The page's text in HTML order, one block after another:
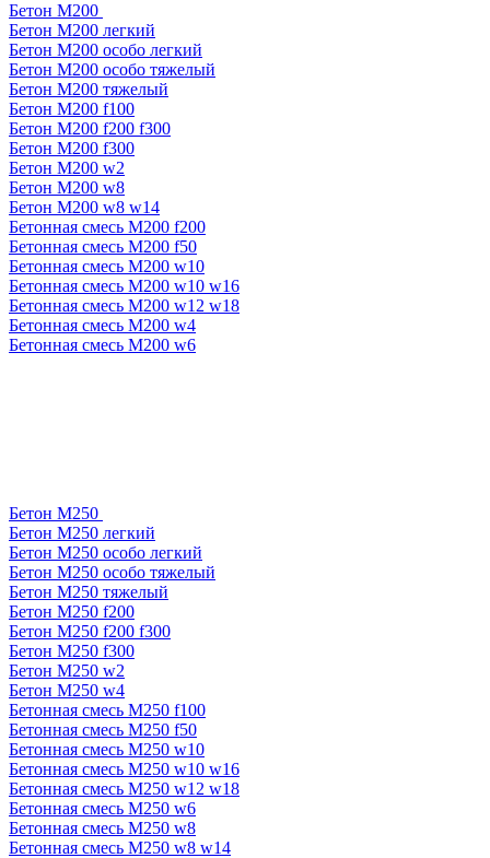
Бетон М200
Бетон М200 легкий
Бетон М200 особо легкий
Бетон М200 особо тяжелый
Бетон М200 тяжелый
Бетон М200 f100
Бетон М200 f200 f300
Бетон М200 f300
Бетон М200 w2
Бетон М200 w8
Бетон М200 w8 w14
Бетонная смесь М200 f200
Бетонная смесь М200 f50
Бетонная смесь М200 w10
Бетонная смесь М200 w10 w16
Бетонная смесь М200 w12 w18
Бетонная смесь М200 w4
Бетонная смесь М200 w6
Бетон М250
Бетон М250 легкий
Бетон М250 особо легкий
Бетон М250 особо тяжелый
Бетон М250 тяжелый
Бетон М250 f200
Бетон М250 f200 f300
Бетон М250 f300
Бетон М250 w2
Бетон М250 w4
Бетонная смесь М250 f100
Бетонная смесь М250 f50
Бетонная смесь М250 w10
Бетонная смесь М250 w10 w16
Бетонная смесь М250 w12 w18
Бетонная смесь М250 w6
Бетонная смесь М250 w8
Бетонная смесь М250 w8 w14